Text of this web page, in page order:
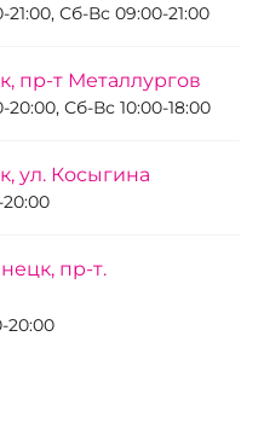
Сб-Вс 09:00-21:00
пр-т Металлургов
Сб-Вс 10:00-18:00
ул. Косыгина
пр-т.
20:00